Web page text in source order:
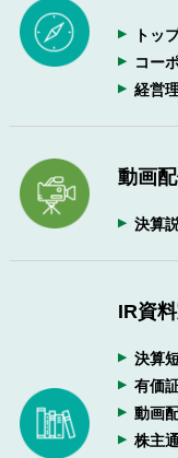
トッ
コー
経営
動画
決算
IR資
決算
有価
動画
株主